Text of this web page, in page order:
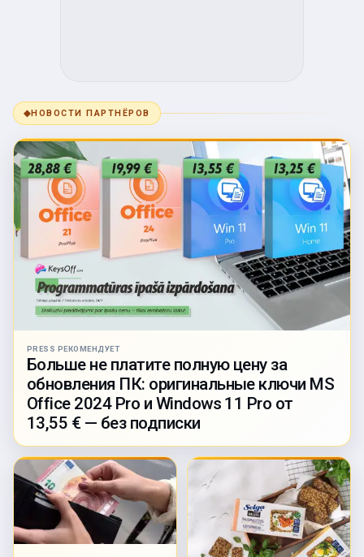
◆НОВОСТИ ПАРТНЁРОВ
PRESS РЕКОМЕНДУЕТ
Больше не платите полную цену за
обновления ПК: оригинальные ключи MS
Office 2024 Pro и Windows 11 Pro от
13,55 € — без подписки